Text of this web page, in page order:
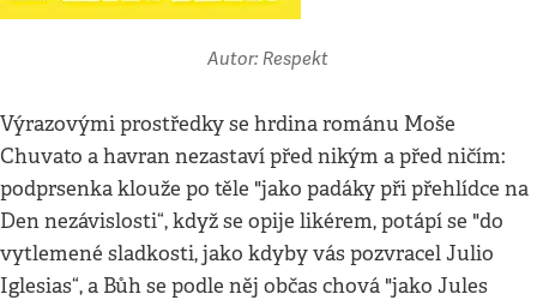
Autor: Respekt
Výrazovými prostředky se hrdina románu Moše
Chuvato a havran nezastaví před nikým a před ničím:
podprsenka klouže po těle "jako padáky při přehlídce na
Den nezávislosti“, když se opije likérem, potápí se "do
vytlemené sladkosti, jako kdyby vás pozvracel Julio
Iglesias“, a Bůh se podle něj občas chová "jako Jules